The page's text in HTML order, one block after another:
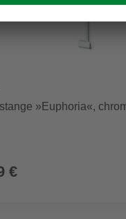
»Euphoria«,
€